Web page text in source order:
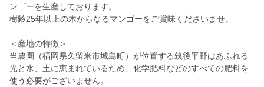
ンゴーを生産しております。
樹齢25年以上の木からなるマンゴーをご賞味くださいませ。
＜産地の特徴＞
当農園（福岡県久留米市城島町）が位置する筑後平野はあふれる
光と水、土に恵まれているため、化学肥料などのすべての肥料を
使う必要がございません。